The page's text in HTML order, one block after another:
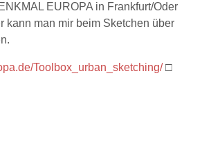
EUROPA in Frankfurt/Oder
kann man mir beim Sketchen über
Toolbox_urban_sketching/□